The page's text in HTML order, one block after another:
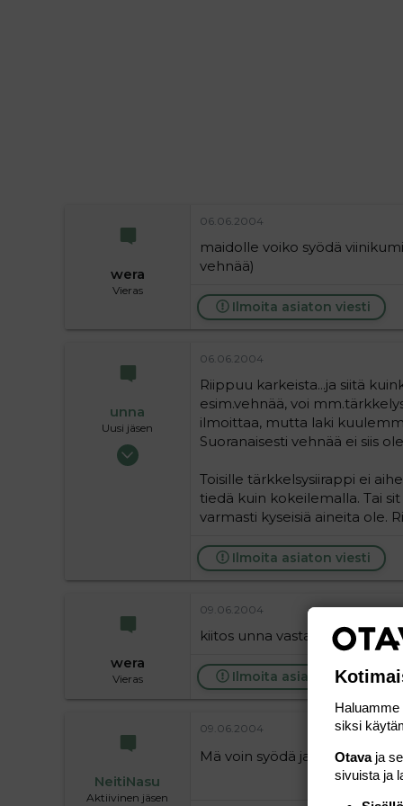
wera
Vieras
06.06.2004
maidolle voiko syödä
vehnää)
Ilmoita asiaton viesti
unna
Uusi jäsen
17.05.2004
06.06.2004
Riippuu karkeista...ja siitä
esim.vehnää, voi
ilmoittaa, mutta laki
Suoranaisesti vehnää ei siis
Toisille tärkkelsysiirappi ei
tiedä kuin kokeilemalla. Tai
varmasti kyseisiä aineita ole.
Ilmoita asiaton viesti
wera
Vieras
09.06.2004
kiitos unna vastauksestasi
Ilmoita asiaton viesti
NeitiNasu
Aktiivinen jäsen
09.06.2004
Mä voin syödä ja olen vehnä
Haluamme
siksi
Otavaja
sivuista ja